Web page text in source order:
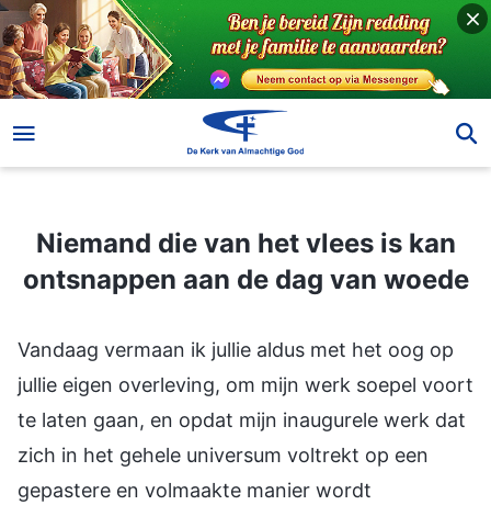
Niemand die van het vlees is kan
ontsnappen aan de dag van woede
Vandaag vermaan ik jullie aldus met het oog op
jullie eigen overleving, om mijn werk soepel voort
te laten gaan, en opdat mijn inaugurele werk dat
zich in het gehele universum voltrekt op een
gepastere en volmaakte manier wordt